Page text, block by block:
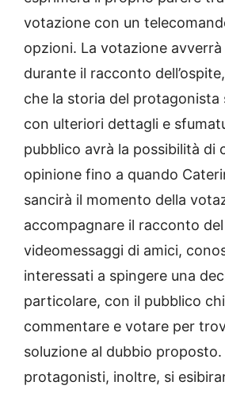
votazione con un
opzioni. La votazione
durante il racconto
che la storia del protagonista
con ulteriori dettagli e
pubblico avrà la possibilità di
opinione fino a quando
sancirà il momento della
accompagnare il racconto
videomessaggi di amici,
interessati a spingere una
particolare, con il pubblico
commentare e votare per
soluzione al dubbio proposto.
protagonisti, inoltre, si